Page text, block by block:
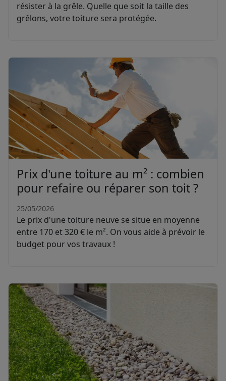
résister à la grêle. Quelle que soit la taille des
grêlons, votre toiture sera protégée.
Prix d'une toiture au m² : combien
pour refaire ou réparer son toit ?
25/05/2026
Le prix d'une toiture neuve se situe en moyenne
entre 170 et 320 € le m². On vous aide à prévoir le
budget pour vos travaux !